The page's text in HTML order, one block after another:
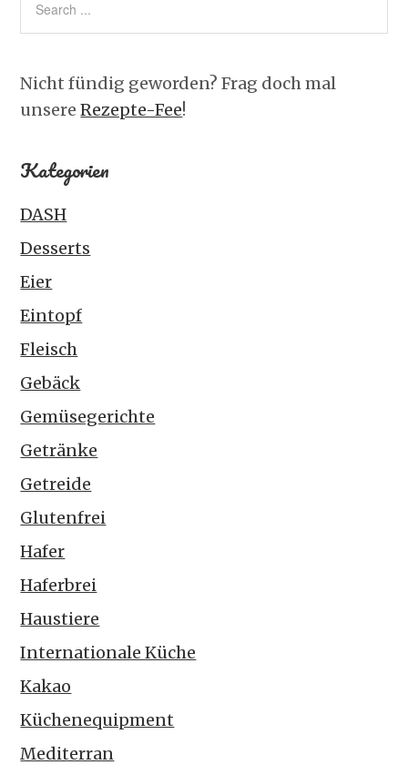
Nicht fündig geworden? Frag doch mal
unsereRezepte-Fee!
Kategorien
DASH
Desserts
Eier
Eintopf
Fleisch
Gebäck
Gemüsegerichte
Getränke
Getreide
Glutenfrei
Hafer
Haferbrei
Haustiere
Internationale Küche
Kakao
Küchenequipment
Mediterran